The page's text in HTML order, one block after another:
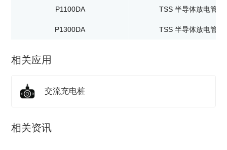
P1100DA TSS 半导体放电管
P1300DA TSS 半导体放电管
相关应用
交流充电桩
相关资讯